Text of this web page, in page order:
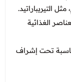
التيريباراتيد.
الغذائية
تحت إشراف